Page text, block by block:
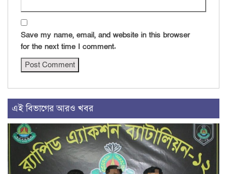
Save my name, email, and website in this browser
for the next time I comment.
এই বিভাগের আরও খবর